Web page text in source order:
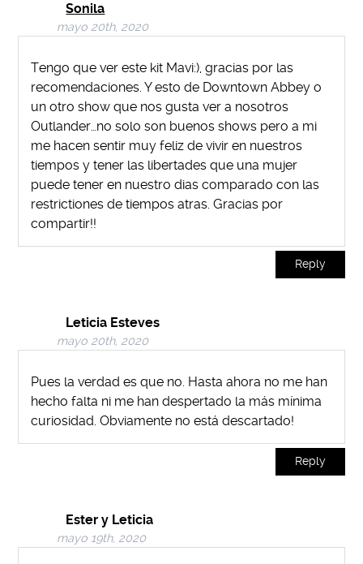
Sonila
mayo 20th, 2020
Tengo que ver este kit Mavi:), gracias por las
recomendaciones. Y esto de Downtown Abbey o
un otro show que nos gusta ver a nosotros
Outlander…no solo son buenos shows pero a mi
me hacen sentir muy feliz de vivir en nuestros
tiempos y tener las libertades que una mujer
puede tener en nuestro dias comparado con las
restrictiones de tiempos atras. Gracias por
compartir!!
Reply
Leticia Esteves
mayo 20th, 2020
Pues la verdad es que no. Hasta ahora no me han
hecho falta ni me han despertado la más mínima
curiosidad. Obviamente no está descartado!
Reply
Ester y Leticia
mayo 19th, 2020